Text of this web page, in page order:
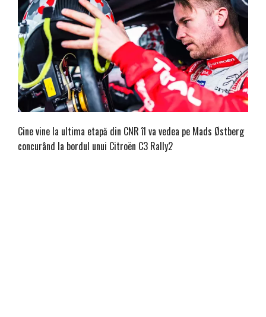
Cine vine la ultima etapă din CNR îl va vedea pe Mads Østberg
concurând la bordul unui Citroën C3 Rally2